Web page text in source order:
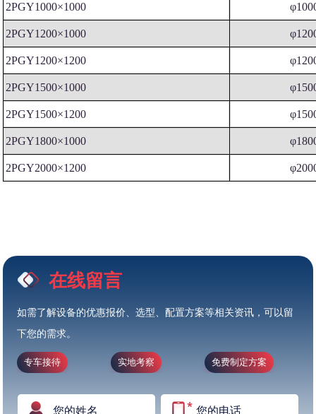
2PGY1000×1000
2PGY1200×1000
2PGY1200×1200
2PGY1500×1000
2PGY1500×1200
2PGY1800×1000
2PGY2000×1200
在线留言
如需了解设备的优惠报价、选型、配置方案等相关资讯，可以留
下您的需求。
专车接待 实地考察 免费制定方案